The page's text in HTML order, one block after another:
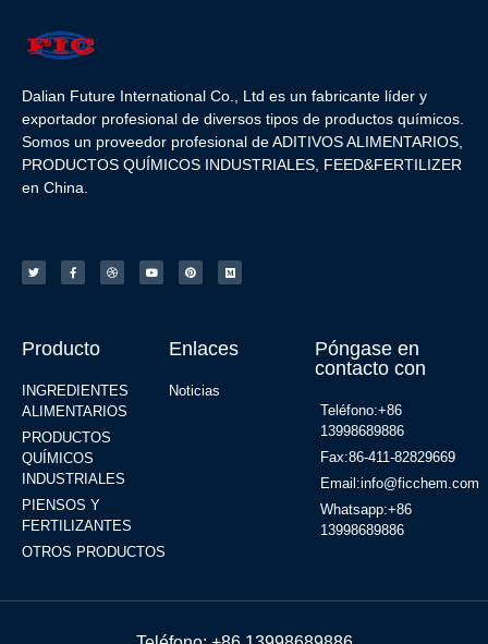
Dalian Future International Co., Ltd es un fabricante líder y
exportador profesional de diversos tipos de productos químicos.
Somos un proveedor profesional de ADITIVOS ALIMENTARIOS,
PRODUCTOS QUÍMICOS INDUSTRIALES, FEED&FERTILIZER
en China.
Producto
INGREDIENTES
ALIMENTARIOS
PRODUCTOS
QUÍMICOS
INDUSTRIALES
PIENSOS Y
FERTILIZANTES
OTROS PRODUCTOS
Enlaces
Noticias
Póngase en
contacto con
Teléfono:+86
13998689886
Fax:86-411-82829669
Email:info@ficchem.com
Whatsapp:+86
13998689886